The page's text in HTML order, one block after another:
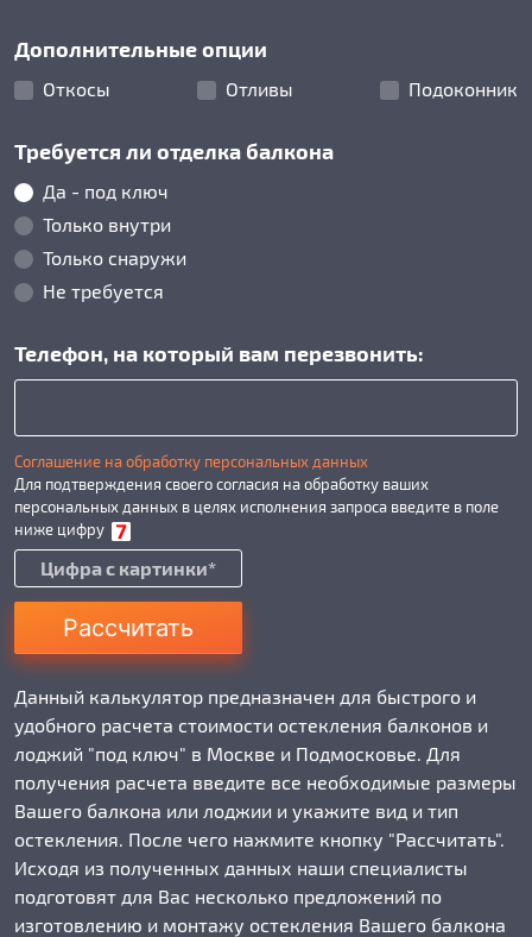
Дополнительные опции
Откосы Отливы Подоконник
Требуется ли отделка балкона
Да - под ключ
Только внутри
Только снаружи
Не требуется
Телефон, на который вам перезвонить:
Соглашение на обработку персональных данных
Для подтверждения своего согласия на обработку ваших
персональных данных в целях исполнения запроса введите в поле
ниже цифру
Рассчитать
Данный калькулятор предназначен для быстрого и
удобного расчета стоимости остекления балконов и
лоджий "под ключ" в Москве и Подмосковье. Для
получения расчета введите все необходимые размеры
Вашего балкона или лоджии и укажите вид и тип
остекления. После чего нажмите кнопку "Рассчитать".
Исходя из полученных данных наши специалисты
подготовят для Вас несколько предложений по
изготовлению и монтажу остекления Вашего балкона